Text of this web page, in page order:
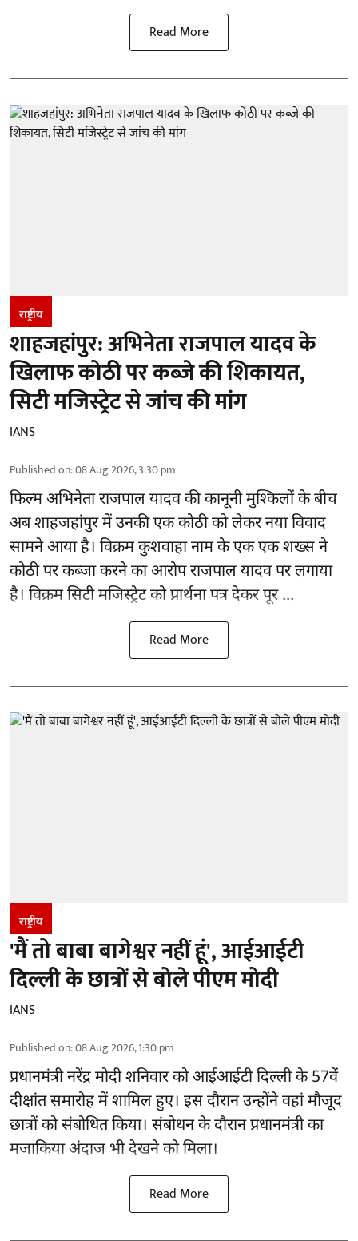
Read More
राष्ट्रीय
शाहजहांपुर: अभिनेता राजपाल यादव के
खिलाफ कोठी पर कब्जे की शिकायत,
सिटी मजिस्ट्रेट से जांच की मांग
IANS
Published on:08 Aug 2026, 3:30 pm
फिल्म अभिनेताराजपाल यादवकी कानूनी मुश्किलों के बीच
अब शाहजहांपुर में उनकी एक कोठी को लेकर नया विवाद
सामने आया है। विक्रम कुशवाहा नाम के एक एक शख्स ने
कोठी पर कब्जा करने का आरोप राजपाल यादव पर लगाया
है। विक्रम सिटी मजिस्ट्रेट को प्रार्थना पत्र देकर पूर ...
Read More
राष्ट्रीय
'मैं तो बाबा बागेश्वर नहीं हूं', आईआईटी
दिल्ली के छात्रों से बोले पीएम मोदी
IANS
Published on:08 Aug 2026, 1:30 pm
प्रधानमंत्री नरेंद्र मोदी शनिवार को आईआईटीदिल्लीके 57वें
दीक्षांत समारोह में शामिल हुए। इस दौरान उन्होंने वहां मौजूद
छात्रों को संबोधित किया। संबोधन के दौरान प्रधानमंत्री का
मजाकिया अंदाज भी देखने को मिला।
Read More